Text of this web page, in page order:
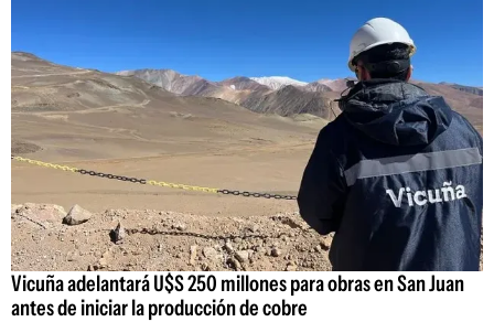
Vicuña adelantará U$S 250 millones para obras en San Juan
antes de iniciar la producción de cobre